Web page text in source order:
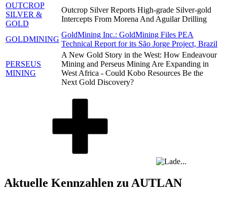
OUTCROP
SILVER &
GOLD
Outcrop Silver Reports High-grade Silver-gold
Intercepts From Morena And Aguilar Drilling
GOLDMINING
GoldMining Inc.: GoldMining Files PEA
Technical Report for its São Jorge Project, Brazil
PERSEUS
MINING
A New Gold Story in the West: How Endeavour
Mining and Perseus Mining Are Expanding in
West Africa - Could Kobo Resources Be the
Next Gold Discovery?
Aktuelle Kennzahlen zu AUTLAN